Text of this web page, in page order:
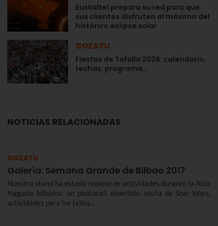
Euskaltel prepara su red para que
sus clientes disfruten al máximo del
histórico eclipse solar
GOZATU
Fiestas de Tafalla 2026: calendario,
fechas, programa…
NOTICIAS RELACIONADAS
GOZATU
Galería: Semana Grande de Bilbao 2017
Nuestro stand ha estado repleto de actividades durante la Aste
Nagusia bilbaína: un photocall divertido, visita de Star Wars,
actividades para los txikis...